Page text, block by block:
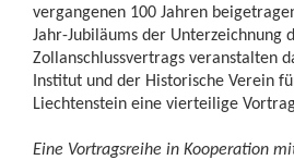
vergangenen 100 Jahren
Jahr-Jubiläums der Unterzeichnung
Zollanschlussvertrags veranstalten
Institut und der Historische Verein
Liechtenstein eine vierteilige
Eine Vortragsreihe in Kooperation